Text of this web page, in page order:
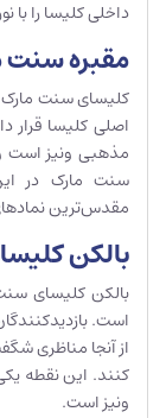
داخلی کلیسا را با
مقبره سنت
کلیسای سنت
اصلی کلیسا قرار
مذهبی ونیز است
سنت مارک در
مقدس‌ترین
بالکن کلیسا
بالکن کلیسای
است.
از آنجا مناظری
کنند. این نقطه
ونیز است.